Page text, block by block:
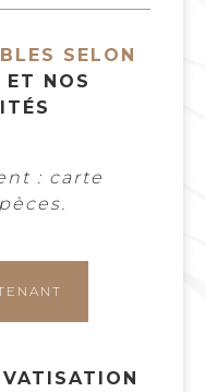
SELON
ET NOS
: carte